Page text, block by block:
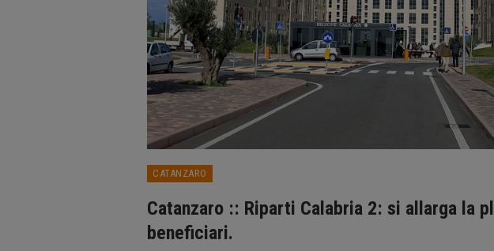
CATANZARO
Catanzaro :: Riparti Calabria 2: si allarga la
beneficiari.